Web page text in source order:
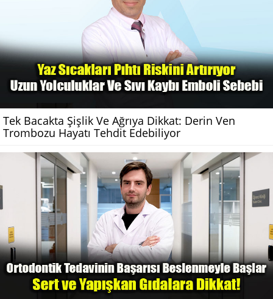
Tek Bacakta Şişlik Ve Ağrıya Dikkat: Derin Ven
Trombozu Hayatı Tehdit Edebiliyor